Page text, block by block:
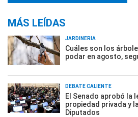
MÁS LEÍDAS
JARDINERÍA
Cuáles son los
podar en agosto,
DEBATE CALIENTE
El Senado aprobó la
propiedad privada y
Diputados